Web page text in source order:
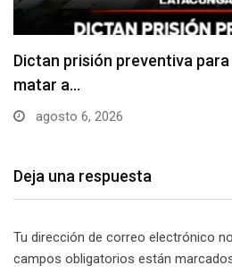
Usuarios madrugan y hacen
obtener…
agosto 6, 2026
Deja una respuesta
Tu dirección de correo electrónico
campos obligatorios están